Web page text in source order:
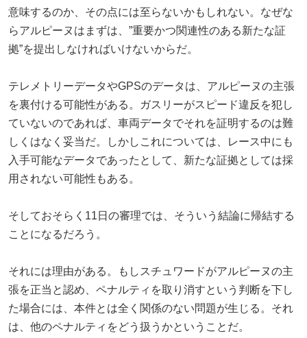
意味するのか、その点には至らないかもしれない。なぜな
らアルピーヌはまずは、”重要かつ関連性のある新たな証
拠”を提出しなければいけないからだ。
テレメトリーデータやGPSのデータは、アルピーヌの主張
を裏付ける可能性がある。ガスリーがスピード違反を犯し
ていないのであれば、車両データでそれを証明するのは難
しくはなく妥当だ。しかしこれについては、レース中にも
入手可能なデータであったとして、新たな証拠としては採
用されない可能性もある。
そしておそらく11日の審理では、そういう結論に帰結する
ことになるだろう。
それには理由がある。もしスチュワードがアルピーヌの主
張を正当と認め、ペナルティを取り消すという判断を下し
た場合には、本件とは全く関係のない問題が生じる。それ
は、他のペナルティをどう扱うかということだ。